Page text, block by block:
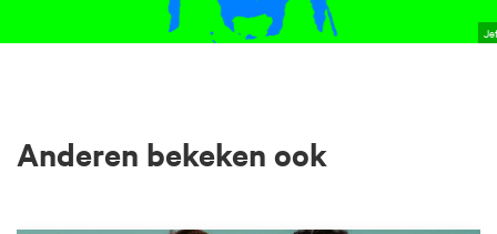
Anderen bekeken ook